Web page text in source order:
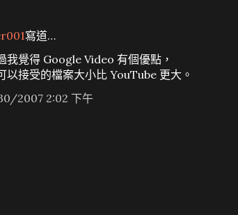
寫道…
我覺得 Google Video 有個優點，
以接受的檔案大小比 YouTube 更大。
2007 2:02 下午